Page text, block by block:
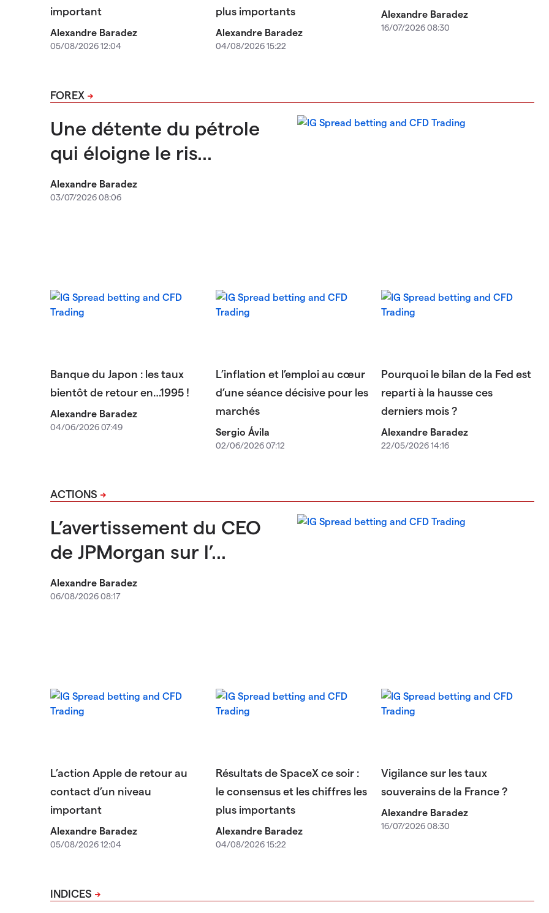
important
Alexandre Baradez
05/08/2026 12:04
plus importants
Alexandre Baradez
04/08/2026 15:22
Alexandre Baradez
16/07/2026 08:30
FOREX
Une détente du pétrole
qui éloigne le ris...
Alexandre Baradez
03/07/2026 08:06
Banque du Japon : les taux
bientôt de retour en…1995 !
Alexandre Baradez
04/06/2026 07:49
L’inflation et l’emploi au cœur
d’une séance décisive pour les
marchés
Sergio Ávila
02/06/2026 07:12
Pourquoi le bilan de la Fed est
reparti à la hausse ces
derniers mois ?
Alexandre Baradez
22/05/2026 14:16
ACTIONS
L’avertissement du CEO
de JPMorgan sur l’...
Alexandre Baradez
06/08/2026 08:17
L’action Apple de retour au
contact d’un niveau
important
Alexandre Baradez
05/08/2026 12:04
Résultats de SpaceX ce soir :
le consensus et les chiffres les
plus importants
Alexandre Baradez
04/08/2026 15:22
Vigilance sur les taux
souverains de la France ?
Alexandre Baradez
16/07/2026 08:30
INDICES